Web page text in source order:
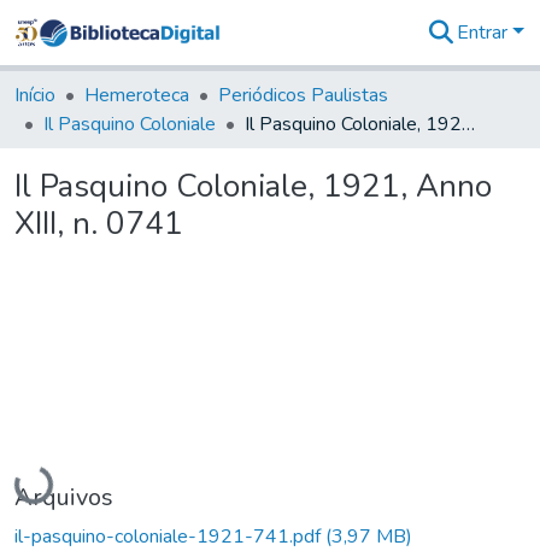
&
Coleções
Tudo na
Digital
Entrar
Início Hemeroteca
Periódicos Paulistas
Il Pasquino Coloniale
Il Pasquino Coloniale, 1921, Anno XIII, n. 0741
Il Pasquino Coloniale, 1921, Anno
XIII, n. 0741
Carregando...
Arquivos
il-pasquino-coloniale-1921-741.pdf(3,97 MB)